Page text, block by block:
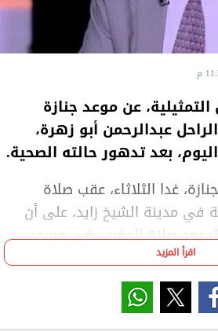
عن موعد جنازة
عبدالرحمن أبو زهرة،
بعد تدهور حالته الصحية.
غدا الثلاثاء، عقب صلاة
في مدينة الشيخ زايد، على أن
بعد صلاة المغرب، في مسجد
التجمع الخامس.
زهرة من معهد الفنون المسرحية
على بكالوريوس المعهد، عمل
اقرأ المزيد